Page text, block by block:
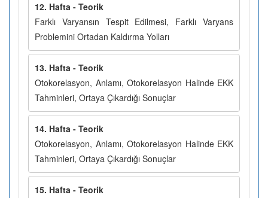
12. Hafta - Teorik
Farklı Varyansın Tespit Edilmesi, Farklı Varyans
Problemini Ortadan Kaldırma Yolları
13. Hafta - Teorik
Otokorelasyon, Anlamı, Otokorelasyon Halinde EKK
Tahminleri, Ortaya Çıkardığı Sonuçlar
14. Hafta - Teorik
Otokorelasyon, Anlamı, Otokorelasyon Halinde EKK
Tahminleri, Ortaya Çıkardığı Sonuçlar
15. Hafta - Teorik